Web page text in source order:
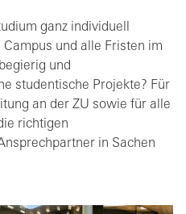
ganz individuell
und alle Fristen im
und
studentische Projekte? Für
an der ZU sowie für alle
richtigen
in Sachen